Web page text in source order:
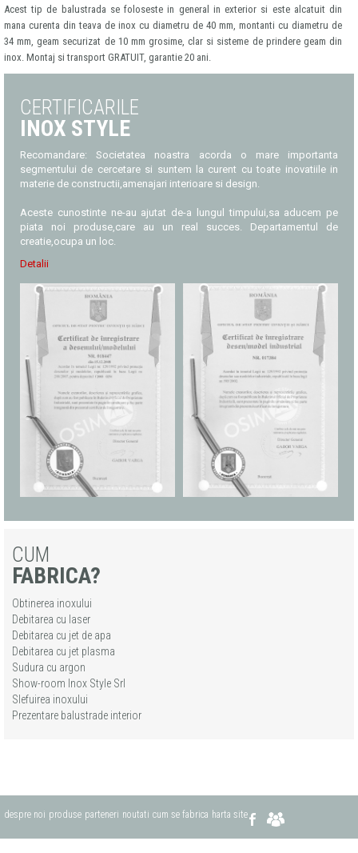
Acest tip de balustrada se foloseste in general in exterior si este alcatuit din
mana curenta din teava de inox cu diametru de 40 mm, montanti cu diametru de
34 mm, geam securizat de 10 mm grosime, clar si sisteme de prindere geam din
inox. Montaj si transport GRATUIT, garantie 20 ani.
CERTIFICARILE
INOX STYLE
Recomandare: Societatea noastra acorda o mare importanta
segmentului de cercetare si suntem la curent cu toate inovatiile in
materie de constructii,amenajari interioare si design.
Aceste cunostinte ne-au ajutat de-a lungul timpului,sa aducem pe
piata noi produse,care au un real succes. Departamentul de
creatie,ocupa un loc.
Detalii
CUM
FABRICA?
Obtinerea inoxului
Debitarea cu laser
Debitarea cu jet de apa
Debitarea cu jet plasma
Sudura cu argon
Show-room Inox Style Srl
Slefuirea inoxului
Prezentare balustrade interior
despre noi produse parteneri noutati cum se fabrica harta site